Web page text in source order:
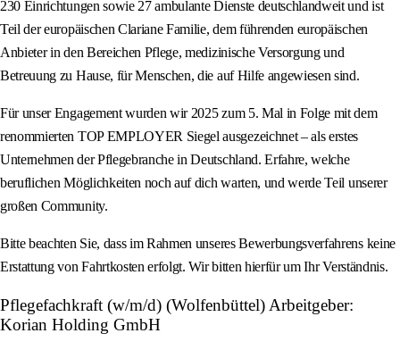
230 Einrichtungen sowie 27 ambulante Dienste deutschlandweit und ist
Teil der europäischen Clariane Familie, dem führenden europäischen
Anbieter in den Bereichen Pflege, medizinische Versorgung und
Betreuung zu Hause, für Menschen, die auf Hilfe angewiesen sind.
Für unser Engagement wurden wir 2025 zum 5. Mal in Folge mit dem
renommierten TOP EMPLOYER Siegel ausgezeichnet – als erstes
Unternehmen der Pflegebranche in Deutschland. Erfahre, welche
beruflichen Möglichkeiten noch auf dich warten, und werde Teil unserer
großen Community.
Bitte beachten Sie, dass im Rahmen unseres Bewerbungsverfahrens keine
Erstattung von Fahrtkosten erfolgt. Wir bitten hierfür um Ihr Verständnis.
Pflegefachkraft (w/m/d) (Wolfenbüttel) Arbeitgeber:
Korian Holding GmbH